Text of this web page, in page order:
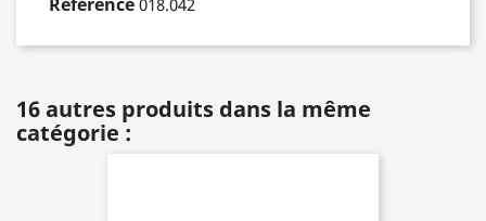
16 autres produits dans la même
catégorie :